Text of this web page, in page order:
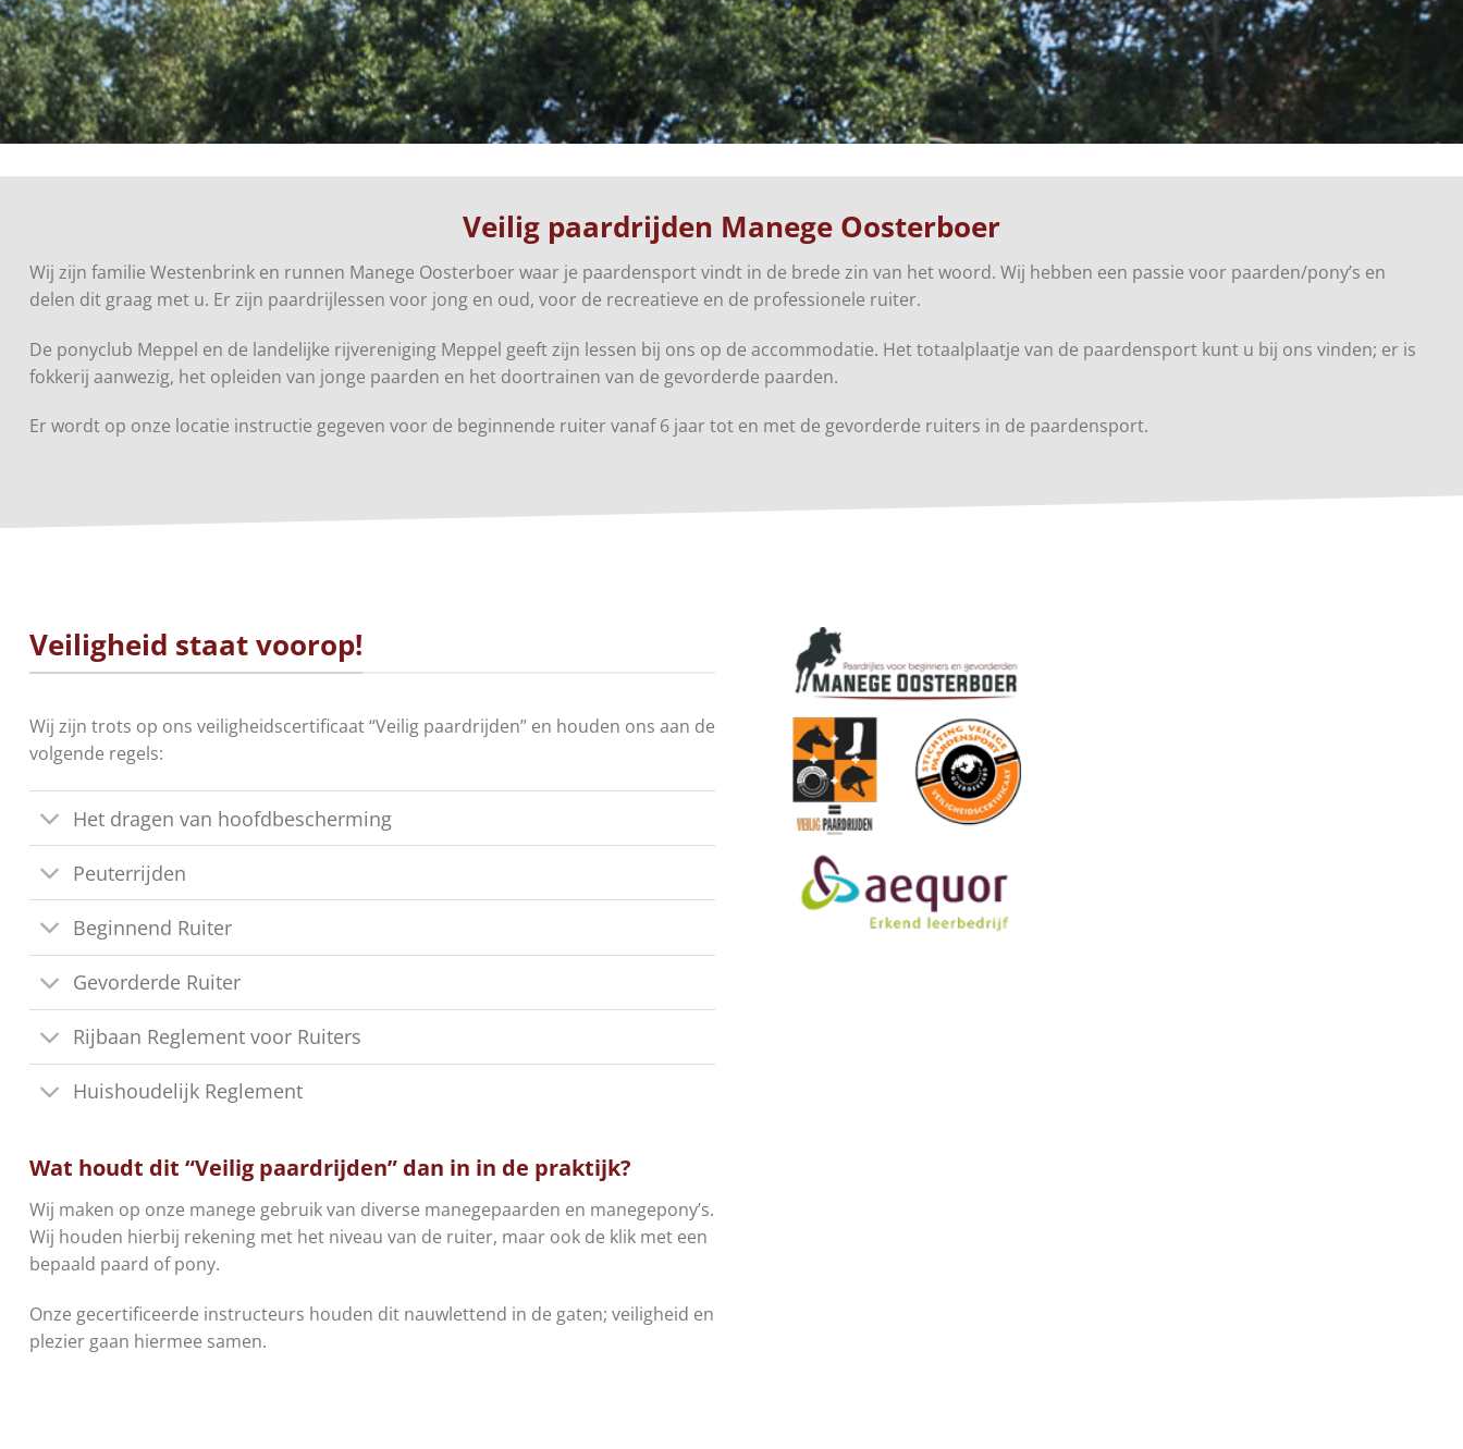
Veilig paardrijden Manege Oosterboer
Wij zijn familie Westenbrink en runnen Manege Oosterboer waar je paardensport vindt in de brede zin van het woord. Wij hebben een passie voor paarden/pony’s en
delen dit graag met u. Er zijn paardrijlessen voor jong en oud, voor de recreatieve en de professionele ruiter.
De ponyclub Meppel en de landelijke rijvereniging Meppel geeft zijn lessen bij ons op de accommodatie. Het totaalplaatje van de paardensport kunt u bij ons vinden; er is
fokkerij aanwezig, het opleiden van jonge paarden en het doortrainen van de gevorderde paarden.
Er wordt op onze locatie instructie gegeven voor de beginnende ruiter vanaf 6 jaar tot en met de gevorderde ruiters in de paardensport.
Veiligheid staat voorop!
Wij zijn trots op ons veiligheidscertificaat “Veilig paardrijden” en houden ons aan de
volgende regels:
Het dragen van hoofdbescherming
Peuterrijden
Beginnend Ruiter
Gevorderde Ruiter
Rijbaan Reglement voor Ruiters
Huishoudelijk Reglement
Wat houdt dit “Veilig paardrijden” dan in in de praktijk?
Wij maken op onze manege gebruik van diverse manegepaarden en manegepony’s.
Wij houden hierbij rekening met het niveau van de ruiter, maar ook de klik met een
bepaald paard of pony.
Onze gecertificeerde instructeurs houden dit nauwlettend in de gaten; veiligheid en
plezier gaan hiermee samen.